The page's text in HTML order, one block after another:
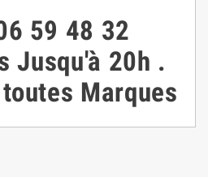
59 48 32
Jusqu'à 20h .
Marques